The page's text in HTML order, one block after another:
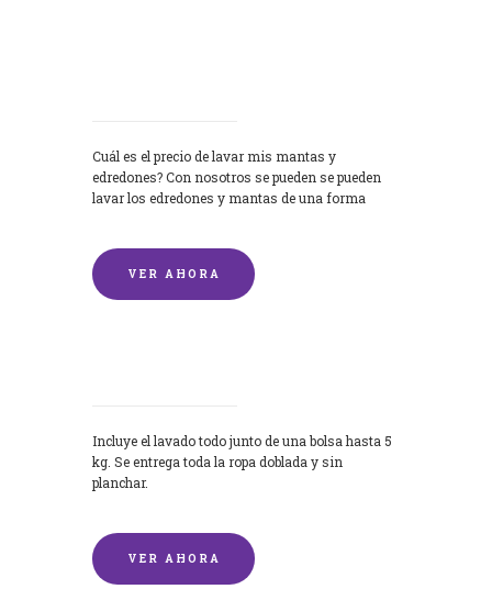
Cuál es el precio de lavar mis mantas y
edredones? Con nosotros se pueden se pueden
lavar los edredones y mantas de una forma
VER AHORA
Incluye el lavado todo junto de una bolsa hasta 5
kg. Se entrega toda la ropa doblada y sin
planchar.
VER AHORA